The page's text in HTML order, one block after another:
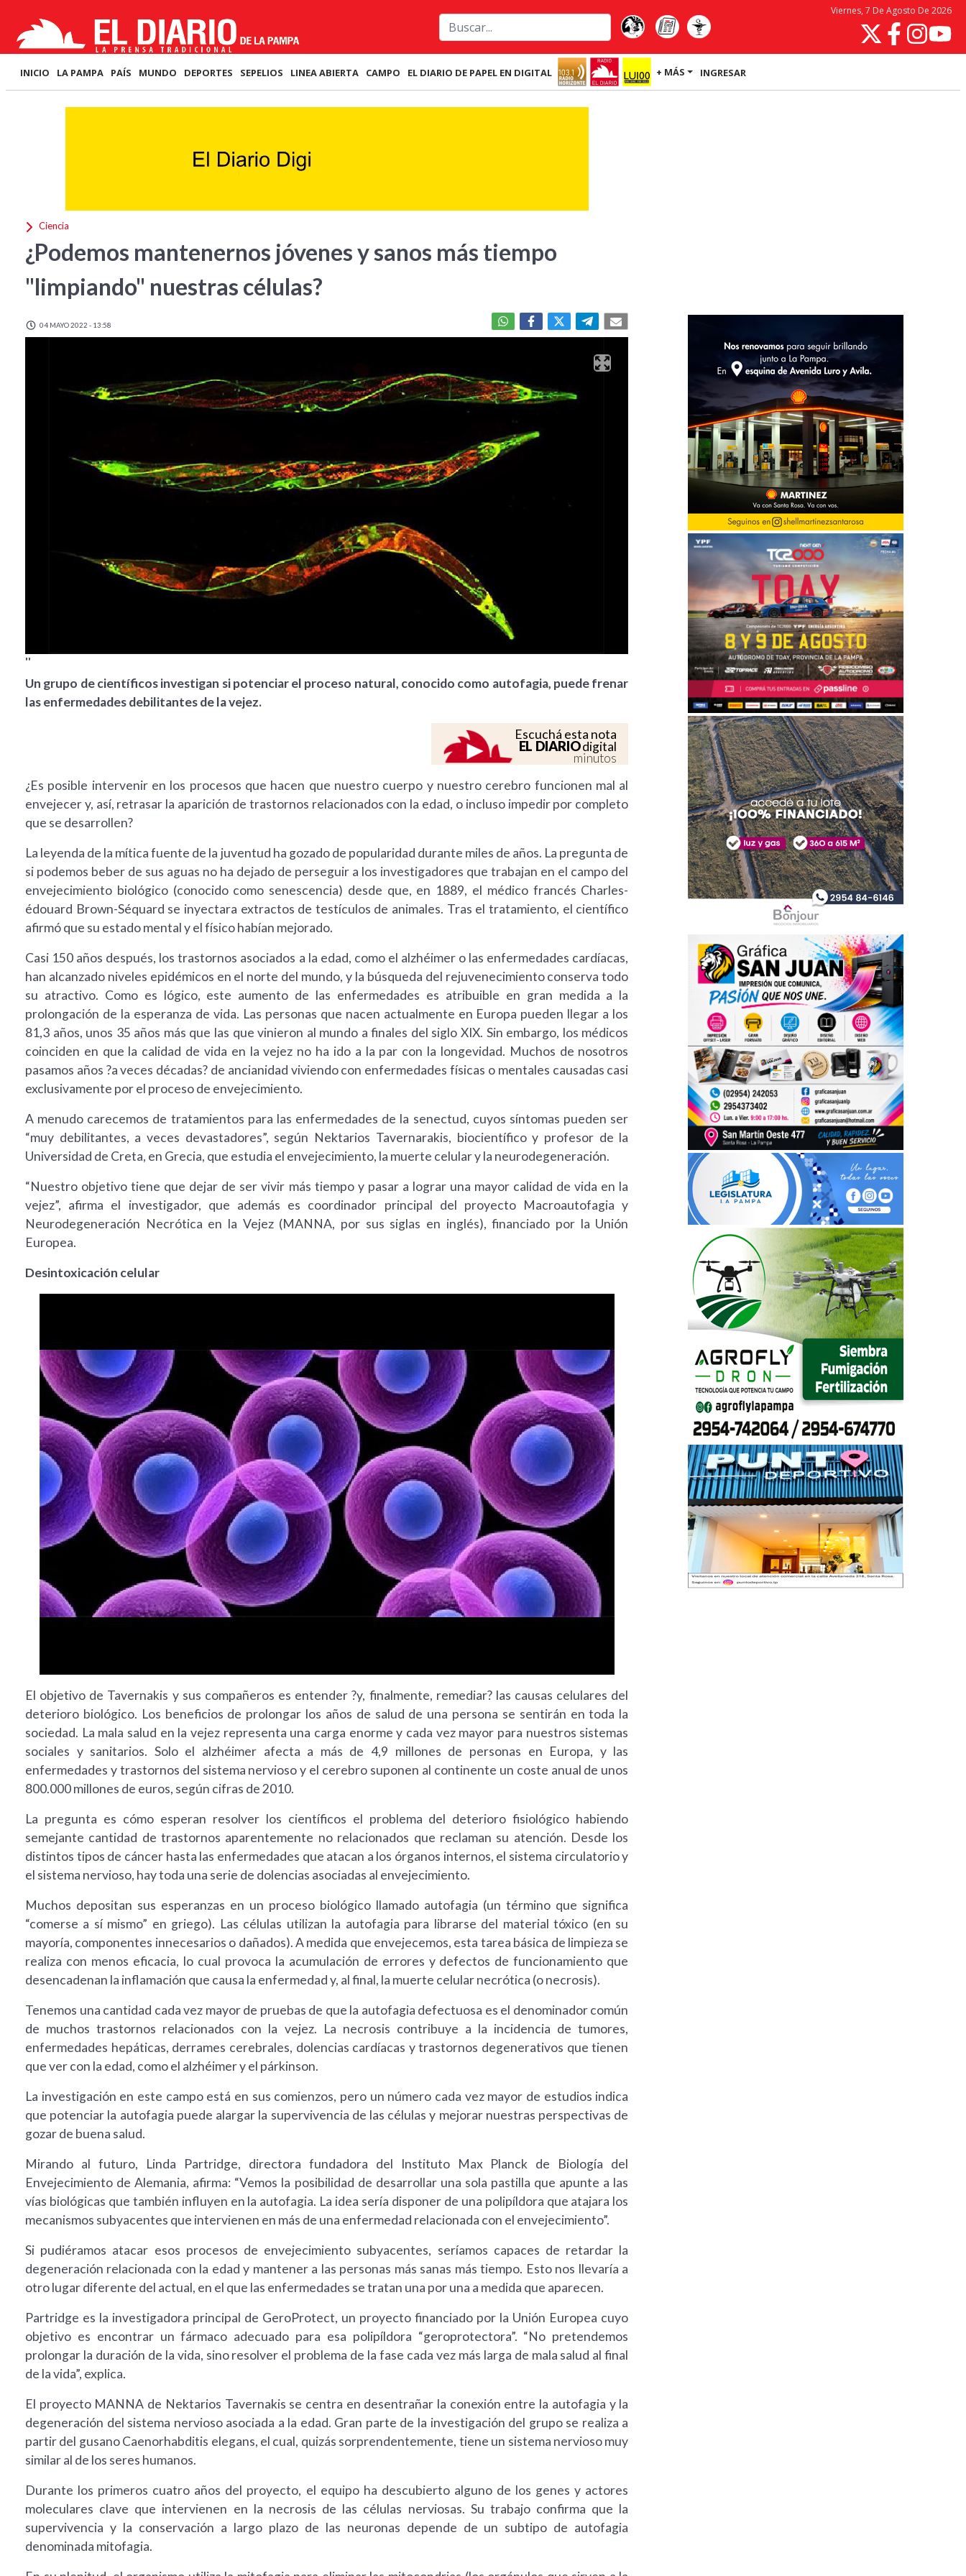
Viernes, 7 De Agosto De 2026
INICIO LA PAMPA PAÍS MUNDO DEPORTES SEPELIOS LINEA ABIERTA CAMPO EL DIARIO DE PAPEL EN DIGITAL + MÁS INGRESAR
Ciencia
¿Podemos mantenernos jóvenes y sanos más tiempo
"limpiando" nuestras células?
04 MAYO 2022 - 13:58
''
Un grupo de científicos investigan si potenciar el proceso natural, conocido como autofagia, puede frenar
las enfermedades debilitantes de la vejez.
Escuchá esta nota
EL DIARIOdigital
minutos
¿Es posible intervenir en los procesos que hacen que nuestro cuerpo y nuestro cerebro funcionen mal al
envejecer y, así, retrasar la aparición de trastornos relacionados con la edad, o incluso impedir por completo
que se desarrollen?
La leyenda de la mítica fuente de la juventud ha gozado de popularidad durante miles de años. La pregunta de
si podemos beber de sus aguas no ha dejado de perseguir a los investigadores que trabajan en el campo del
envejecimiento biológico (conocido como senescencia) desde que, en 1889, el médico francés Charles-
édouard Brown-Séquard se inyectara extractos de testículos de animales. Tras el tratamiento, el científico
afirmó que su estado mental y el físico habían mejorado.
Casi 150 años después, los trastornos asociados a la edad, como el alzhéimer o las enfermedades cardíacas,
han alcanzado niveles epidémicos en el norte del mundo, y la búsqueda del rejuvenecimiento conserva todo
su atractivo. Como es lógico, este aumento de las enfermedades es atribuible en gran medida a la
prolongación de la esperanza de vida. Las personas que nacen actualmente en Europa pueden llegar a los
81,3 años, unos 35 años más que las que vinieron al mundo a finales del siglo XIX. Sin embargo, los médicos
coinciden en que la calidad de vida en la vejez no ha ido a la par con la longevidad. Muchos de nosotros
pasamos años ?a veces décadas? de ancianidad viviendo con enfermedades físicas o mentales causadas casi
exclusivamente por el proceso de envejecimiento.
A menudo carecemos de tratamientos para las enfermedades de la senectud, cuyos síntomas pueden ser
“muy debilitantes, a veces devastadores”, según Nektarios Tavernarakis, biocientífico y profesor de la
Universidad de Creta, en Grecia, que estudia el envejecimiento, la muerte celular y la neurodegeneración.
“Nuestro objetivo tiene que dejar de ser vivir más tiempo y pasar a lograr una mayor calidad de vida en la
vejez”, afirma el investigador, que además es coordinador principal del proyecto Macroautofagia y
Neurodegeneración Necrótica en la Vejez (MANNA, por sus siglas en inglés), financiado por la Unión
Europea.
Desintoxicación celular
El objetivo de Tavernakis y sus compañeros es entender ?y, finalmente, remediar? las causas celulares del
deterioro biológico. Los beneficios de prolongar los años de salud de una persona se sentirán en toda la
sociedad. La mala salud en la vejez representa una carga enorme y cada vez mayor para nuestros sistemas
sociales y sanitarios. Solo el alzhéimer afecta a más de 4,9 millones de personas en Europa, y las
enfermedades y trastornos del sistema nervioso y el cerebro suponen al continente un coste anual de unos
800.000 millones de euros, según cifras de 2010.
La pregunta es cómo esperan resolver los científicos el problema del deterioro fisiológico habiendo
semejante cantidad de trastornos aparentemente no relacionados que reclaman su atención. Desde los
distintos tipos de cáncer hasta las enfermedades que atacan a los órganos internos, el sistema circulatorio y
el sistema nervioso, hay toda una serie de dolencias asociadas al envejecimiento.
Muchos depositan sus esperanzas en un proceso biológico llamado autofagia (un término que significa
“comerse a sí mismo” en griego). Las células utilizan la autofagia para librarse del material tóxico (en su
mayoría, componentes innecesarios o dañados). A medida que envejecemos, esta tarea básica de limpieza se
realiza con menos eficacia, lo cual provoca la acumulación de errores y defectos de funcionamiento que
desencadenan la inflamación que causa la enfermedad y, al final, la muerte celular necrótica (o necrosis).
Tenemos una cantidad cada vez mayor de pruebas de que la autofagia defectuosa es el denominador común
de muchos trastornos relacionados con la vejez. La necrosis contribuye a la incidencia de tumores,
enfermedades hepáticas, derrames cerebrales, dolencias cardíacas y trastornos degenerativos que tienen
que ver con la edad, como el alzhéimer y el párkinson.
La investigación en este campo está en sus comienzos, pero un número cada vez mayor de estudios indica
que potenciar la autofagia puede alargar la supervivencia de las células y mejorar nuestras perspectivas de
gozar de buena salud.
Mirando al futuro, Linda Partridge, directora fundadora del Instituto Max Planck de Biología del
Envejecimiento de Alemania, afirma: “Vemos la posibilidad de desarrollar una sola pastilla que apunte a las
vías biológicas que también influyen en la autofagia. La idea sería disponer de una polipíldora que atajara los
mecanismos subyacentes que intervienen en más de una enfermedad relacionada con el envejecimiento”.
Si pudiéramos atacar esos procesos de envejecimiento subyacentes, seríamos capaces de retardar la
degeneración relacionada con la edad y mantener a las personas más sanas más tiempo. Esto nos llevaría a
otro lugar diferente del actual, en el que las enfermedades se tratan una por una a medida que aparecen.
Partridge es la investigadora principal de GeroProtect, un proyecto financiado por la Unión Europea cuyo
objetivo es encontrar un fármaco adecuado para esa polipíldora “geroprotectora”. “No pretendemos
prolongar la duración de la vida, sino resolver el problema de la fase cada vez más larga de mala salud al final
de la vida”, explica.
El proyecto MANNA de Nektarios Tavernakis se centra en desentrañar la conexión entre la autofagia y la
degeneración del sistema nervioso asociada a la edad. Gran parte de la investigación del grupo se realiza a
partir del gusano Caenorhabditis elegans, el cual, quizás sorprendentemente, tiene un sistema nervioso muy
similar al de los seres humanos.
Durante los primeros cuatro años del proyecto, el equipo ha descubierto alguno de los genes y actores
moleculares clave que intervienen en la necrosis de las células nerviosas. Su trabajo confirma que la
supervivencia y la conservación a largo plazo de las neuronas depende de un subtipo de autofagia
denominada mitofagia.